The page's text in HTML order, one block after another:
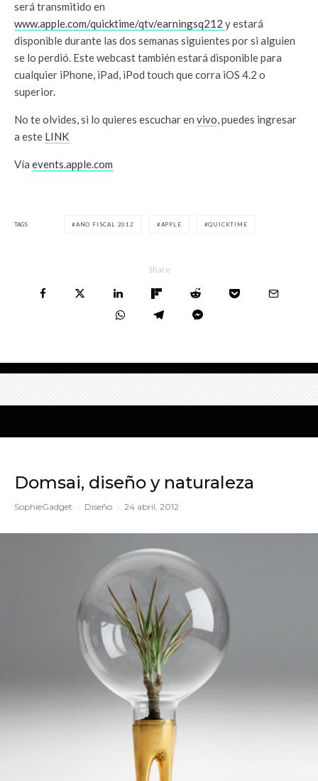
será transmitido en
www.apple.com/quicktime/qtv/earningsq212 y estará
disponible durante las dos semanas siguientes por si alguien
se lo perdió. Este webcast también estará disponible para
cualquier iPhone, iPad, iPod touch que corra iOS 4.2 o
superior.
No te olvides, si lo quieres escuchar en vivo, puedes ingresar
a este LINK
Vía events.apple.com
TAGS AÑO FISCAL 2012 APPLE QUICKTIME
Share
Domsai, diseño y naturaleza
SophieGadget · Diseño · 24 abril, 2012